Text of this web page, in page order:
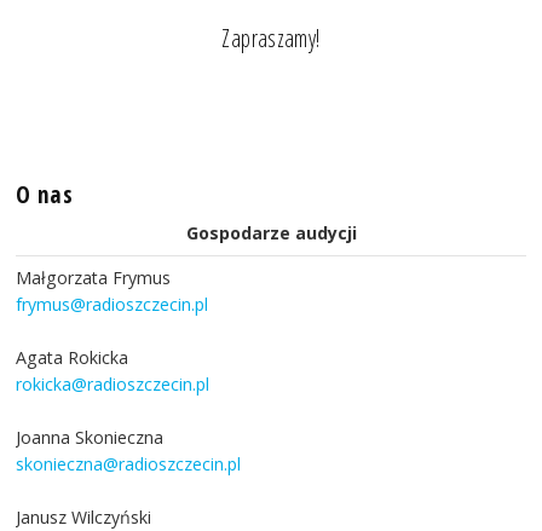
Zapraszamy!
O nas
Gospodarze audycji
Małgorzata Frymus
frymus@radioszczecin.pl
Agata Rokicka
rokicka@radioszczecin.pl
Joanna Skonieczna
skonieczna@radioszczecin.pl
Janusz Wilczyński